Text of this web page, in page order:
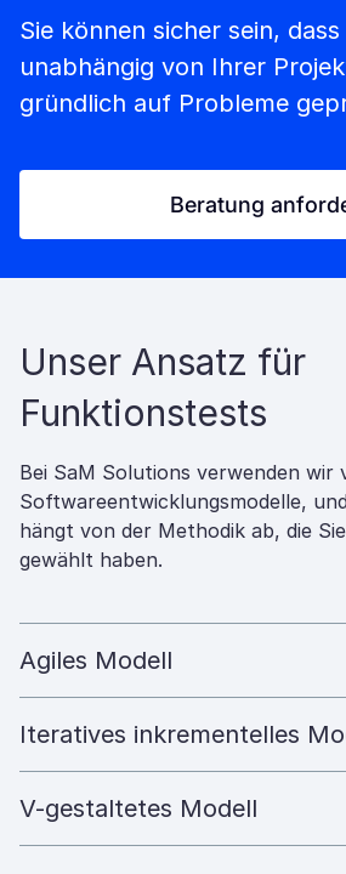
Sie können sicher sein,
unabhängig von Ihrer
gründlich auf Probleme
Beratung
Unser Ansatz für
Funktionstests
Bei SaM Solutions verwenden wir
Softwareentwicklungsmodelle,
hängt von der Methodik ab, die
gewählt haben.
Agiles Modell
Iteratives inkrementelles
V-gestaltetes Modell